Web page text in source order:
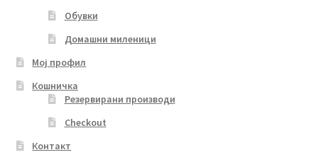
Обувки
Домашни миленици
Мој профил
Кошничка
Резервирани производи
Checkout
Контакт